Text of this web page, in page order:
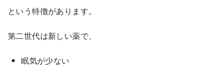
という特徴があります。
第二世代は新しい薬で、
眠気が少ない